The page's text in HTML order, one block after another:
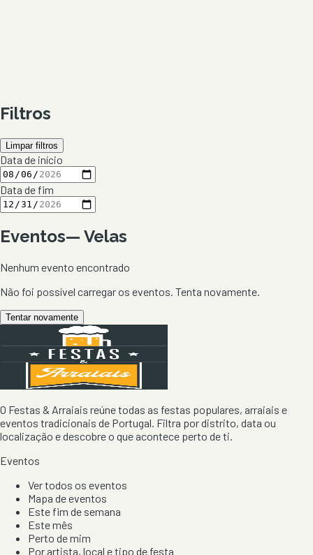
Filtros
Limpar filtros
Data de início
Data de fim
Eventos— Velas
Nenhum evento encontrado
Não foi possível carregar os eventos. Tenta novamente.
Tentar novamente
O Festas & Arraiais reúne todas as festas populares, arraiais e
eventos tradicionais de Portugal. Filtra por distrito, data ou
localização e descobre o que acontece perto de ti.
Eventos
Ver todos os eventos
Mapa de eventos
Este fim de semana
Este mês
Perto de mim
Por artista, local e tipo de festa